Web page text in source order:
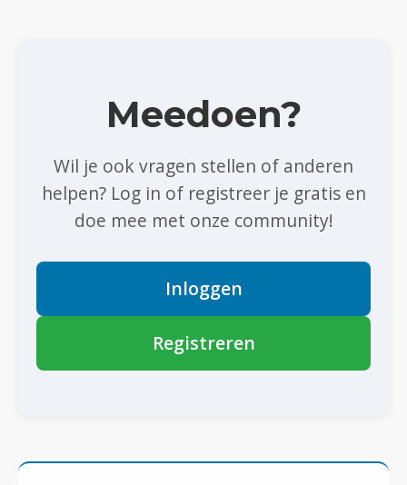
Meedoen?
Wil je ook vragen stellen of anderen
helpen? Log in of registreer je gratis en
doe mee met onze community!
Inloggen
Registreren